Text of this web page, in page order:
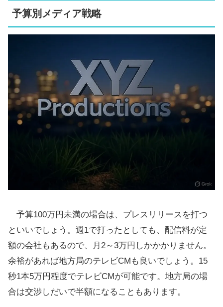
予算別メディア戦略
予算100万円未満の場合は、プレスリリースを打つ
といいでしょう。週1で打ったとしても、配信料が定
額の会社もあるので、月2～3万円しかかかりません。
余裕があれば地方局のテレビCMも良いでしょう。15
秒1本5万円程度でテレビCMが可能です。地方局の場
合は交渉しだいで半額になることもあります。